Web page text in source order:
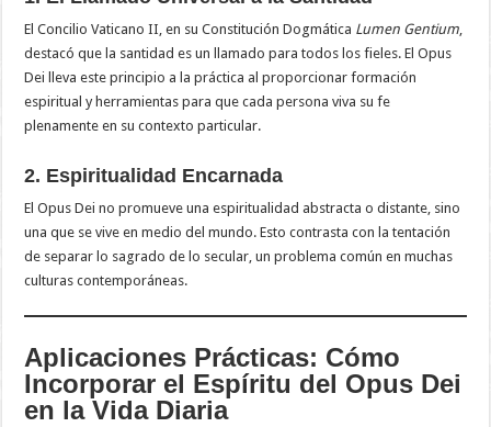
El Concilio Vaticano II, en su Constitución Dogmática Lumen Gentium,
destacó que la santidad es un llamado para todos los fieles. El Opus
Dei lleva este principio a la práctica al proporcionar formación
espiritual y herramientas para que cada persona viva su fe
plenamente en su contexto particular.
2. Espiritualidad Encarnada
El Opus Dei no promueve una espiritualidad abstracta o distante, sino
una que se vive en medio del mundo. Esto contrasta con la tentación
de separar lo sagrado de lo secular, un problema común en muchas
culturas contemporáneas.
Aplicaciones Prácticas: Cómo
Incorporar el Espíritu del Opus Dei
en la Vida Diaria